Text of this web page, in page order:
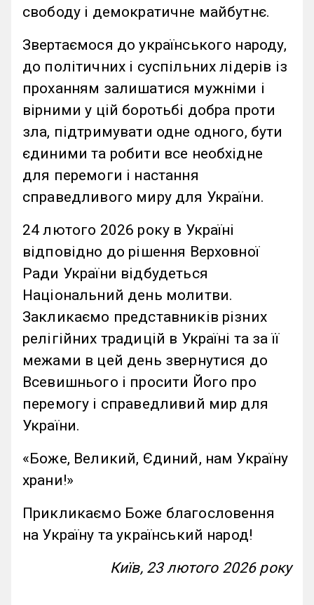
свободу і демократичне майбутнє.
Звертаємося до українського народу,
до політичних і суспільних лідерів із
проханням залишатися мужніми і
вірними у цій боротьбі добра проти
зла, підтримувати одне одного, бути
єдиними та робити все необхідне
для перемоги і настання
справедливого миру для України.
24 лютого 2026 року в Україні
відповідно до рішення Верховної
Ради України відбудеться
Національний день молитви.
Закликаємо представників різних
релігійних традицій в Україні та за її
межами в цей день звернутися до
Всевишнього і просити Його про
перемогу і справедливий мир для
України.
«Боже, Великий, Єдиний, нам Україну
храни!»
Прикликаємо Боже благословення
на Україну та український народ!
Київ, 23 лютого 2026 року